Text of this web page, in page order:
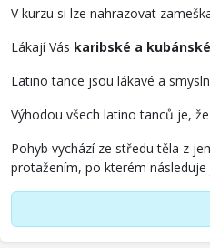
V kurzu si lze nahrazovat
Lákají Vás karibské a
Latino tance jsou lákavé a
Výhodou všech latino tanců je,
Pohyb vychází ze středu těla z
protažením, po kterém